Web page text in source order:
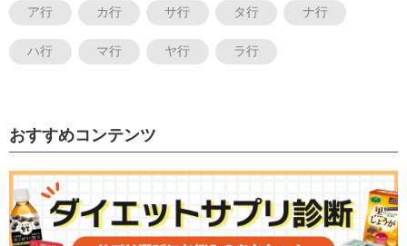
ア行 カ行 サ行 タ行 ナ行
ハ行 マ行 ヤ行 ラ行
おすすめコンテンツ